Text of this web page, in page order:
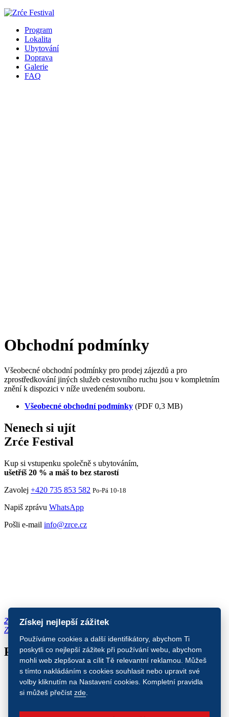
Program
Lokalita
Ubytování
Doprava
Galerie
FAQ
Obchodní podmínky
Všeobecné obchodní podmínky pro prodej zájezdů a pro
zprostředkování jiných služeb cestovního ruchu jsou v kompletním
znění k dispozici v níže uvedeném souboru.
Všeobecné obchodní podmínky (PDF 0,3 MB)
Nenech si ujít
Zrće Festival
Kup si vstupenku společně s ubytováním,
ušetříš 20 % a máš to bez starostí
Zavolej +420 735 853 582 Po-Pá 10-18
Napiš zprávu WhatsApp
Pošli e-mail info@zrce.cz
2027
Zajisti si místo
4. vlna vstupenek končí za:
Partneři
Získej nejlepší zážitek
Používáme cookies a další identifikátory, abychom Ti
poskytli co nejlepší zážitek při používání webu, abychom
mohli web zlepšovat a cílit Tě relevantní reklamou. Můžeš
s tímto nakládáním s cookies souhlasit nebo upravit své
volby kliknutím na Nastavení cookies. Kompletní pravidla
si můžeš přečístzde